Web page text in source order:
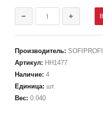
Производитель: SOFIPROFI
Артикул: НН1477
Наличие: 4
Единица: шт.
Вес: 0.040